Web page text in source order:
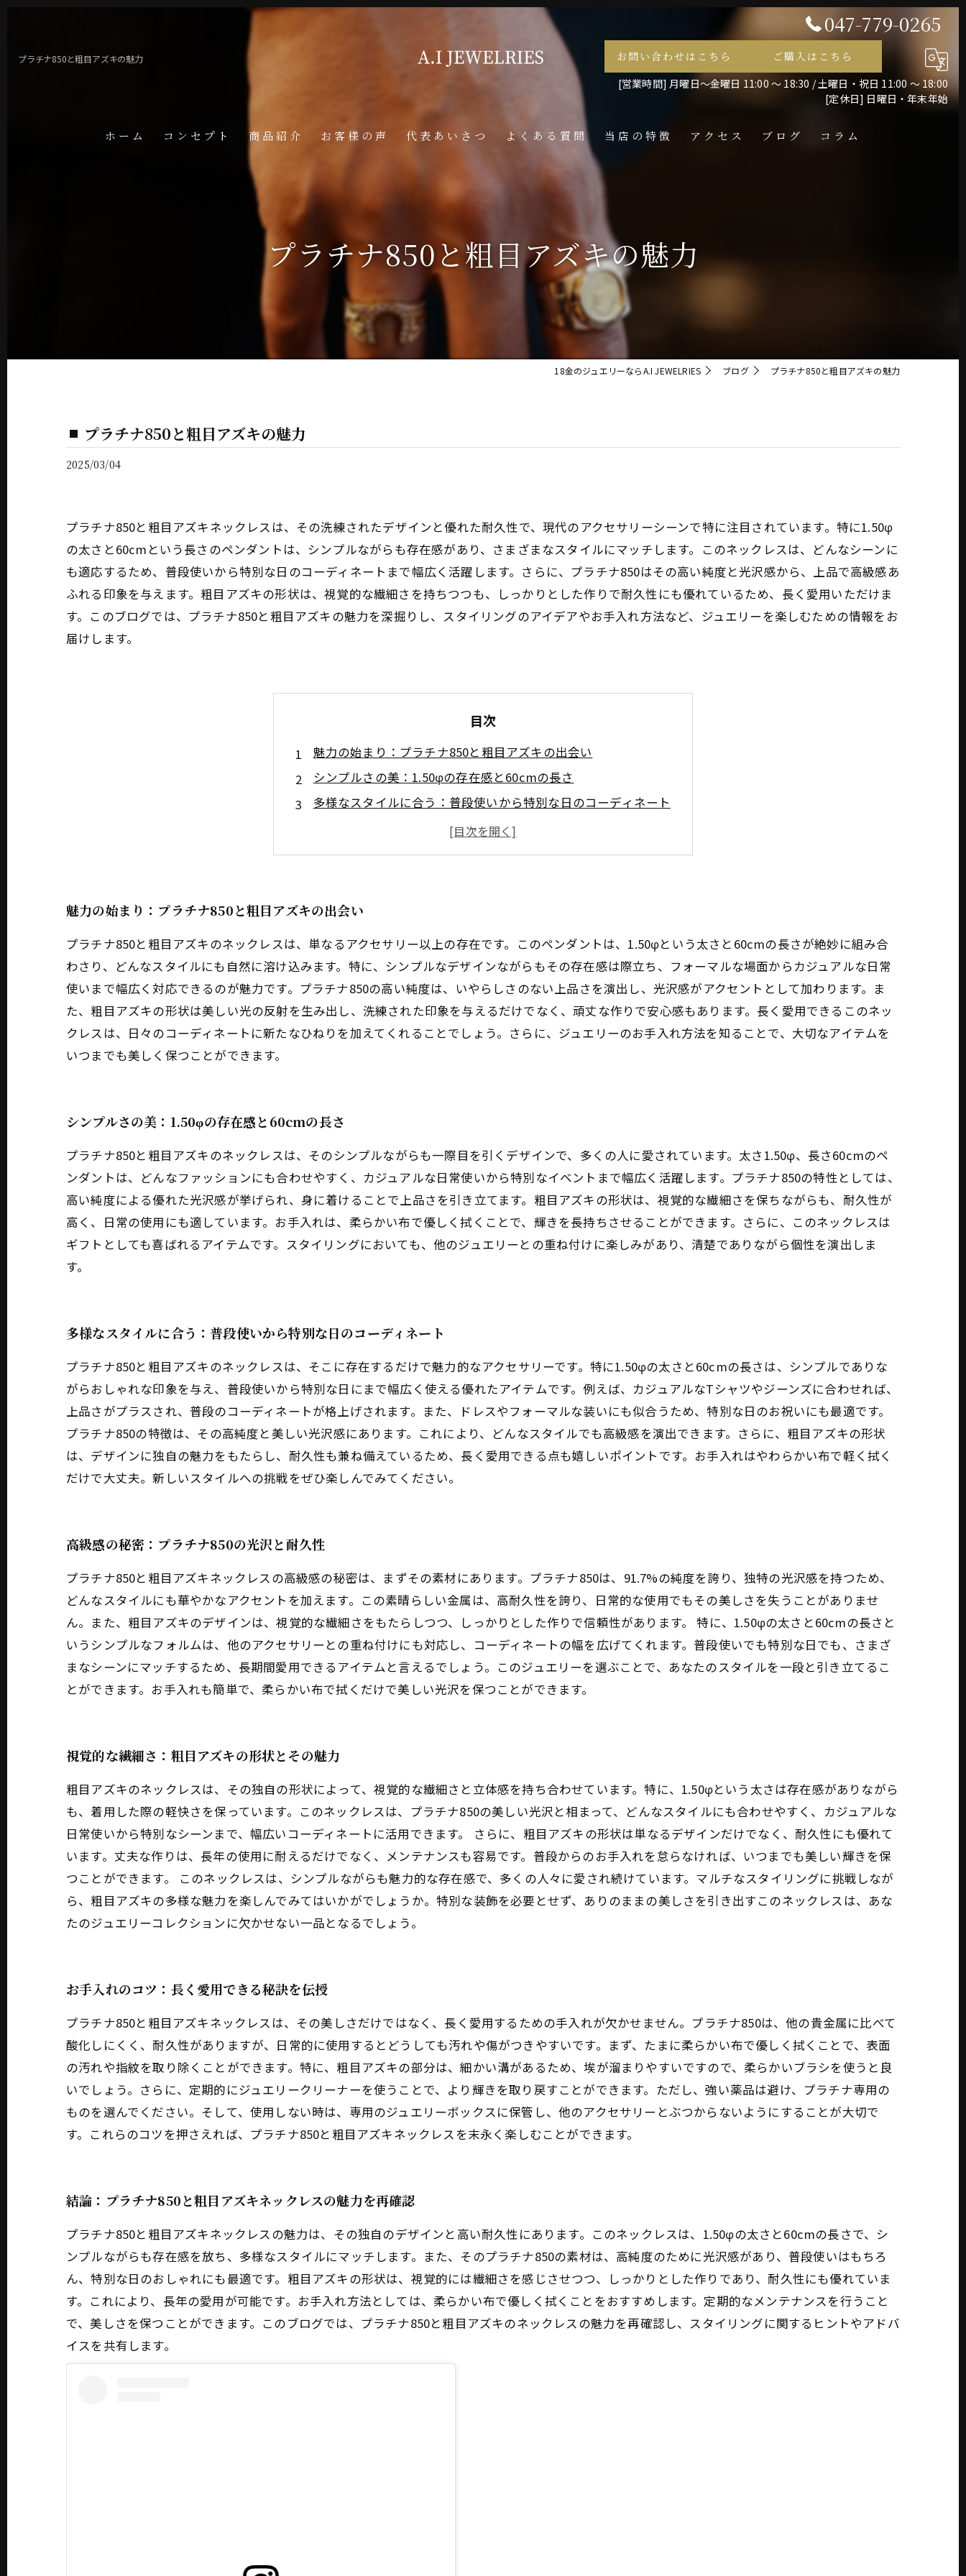
プラチナ850と粗目アズキの魅力
047-779-0265
お問い合わせはこちら
ご購入はこちら
[営業時間] 月曜日～金曜日 11:00 ～ 18:30 / 土曜日・祝日 11:00 ～ 18:00
[定休日] 日曜日・年末年始
ホーム コンセプト 商品紹介 お客様の声 代表あいさつ よくある質問 当店の特徴
メンズ
ペンダント
指輪
アクセス ブログ コラム
プラチナ850と粗目アズキの魅力
18金のジュエリーならA.I JEWELRIES ブログ プラチナ850と粗目アズキの魅力
プラチナ850と粗目アズキの魅力
2025/03/04
プラチナ850と粗目アズキネックレスは、その洗練されたデザインと優れた耐久性で、現代のアクセサリーシーンで特に注目されています。特に1.50φ
の太さと60cmという長さのペンダントは、シンプルながらも存在感があり、さまざまなスタイルにマッチします。このネックレスは、どんなシーンに
も適応するため、普段使いから特別な日のコーディネートまで幅広く活躍します。さらに、プラチナ850はその高い純度と光沢感から、上品で高級感あ
ふれる印象を与えます。粗目アズキの形状は、視覚的な繊細さを持ちつつも、しっかりとした作りで耐久性にも優れているため、長く愛用いただけま
す。このブログでは、プラチナ850と粗目アズキの魅力を深掘りし、スタイリングのアイデアやお手入れ方法など、ジュエリーを楽しむための情報をお
届けします。
目次
魅力の始まり：プラチナ850と粗目アズキの出会い
シンプルさの美：1.50φの存在感と60cmの長さ
多様なスタイルに合う：普段使いから特別な日のコーディネート
高級感の秘密：プラチナ850の光沢と耐久性
視覚的な繊細さ：粗目アズキの形状とその魅力
結論：プラチナ850と粗目アズキネックレスの魅力を再確認
魅力の始まり：プラチナ850と粗目アズキの出会い
プラチナ850と粗目アズキのネックレスは、単なるアクセサリー以上の存在です。このペンダントは、1.50φという太さと60cmの長さが絶妙に組み合
わさり、どんなスタイルにも自然に溶け込みます。特に、シンプルなデザインながらもその存在感は際立ち、フォーマルな場面からカジュアルな日常
使いまで幅広く対応できるのが魅力です。プラチナ850の高い純度は、いやらしさのない上品さを演出し、光沢感がアクセントとして加わります。ま
た、粗目アズキの形状は美しい光の反射を生み出し、洗練された印象を与えるだけでなく、頑丈な作りで安心感もあります。長く愛用できるこのネッ
クレスは、日々のコーディネートに新たなひねりを加えてくれることでしょう。さらに、ジュエリーのお手入れ方法を知ることで、大切なアイテムを
いつまでも美しく保つことができます。
シンプルさの美：1.50φの存在感と60cmの長さ
プラチナ850と粗目アズキのネックレスは、そのシンプルながらも一際目を引くデザインで、多くの人に愛されています。太さ1.50φ、長さ60cmのペ
ンダントは、どんなファッションにも合わせやすく、カジュアルな日常使いから特別なイベントまで幅広く活躍します。プラチナ850の特性としては、
高い純度による優れた光沢感が挙げられ、身に着けることで上品さを引き立てます。粗目アズキの形状は、視覚的な繊細さを保ちながらも、耐久性が
高く、日常の使用にも適しています。お手入れは、柔らかい布で優しく拭くことで、輝きを長持ちさせることができます。さらに、このネックレスは
ギフトとしても喜ばれるアイテムです。スタイリングにおいても、他のジュエリーとの重ね付けに楽しみがあり、清楚でありながら個性を演出しま
す。
多様なスタイルに合う：普段使いから特別な日のコーディネート
プラチナ850と粗目アズキのネックレスは、そこに存在するだけで魅力的なアクセサリーです。特に1.50φの太さと60cmの長さは、シンプルでありな
がらおしゃれな印象を与え、普段使いから特別な日にまで幅広く使える優れたアイテムです。例えば、カジュアルなTシャツやジーンズに合わせれば、
上品さがプラスされ、普段のコーディネートが格上げされます。また、ドレスやフォーマルな装いにも似合うため、特別な日のお祝いにも最適です。
プラチナ850の特徴は、その高純度と美しい光沢感にあります。これにより、どんなスタイルでも高級感を演出できます。さらに、粗目アズキの形状
は、デザインに独自の魅力をもたらし、耐久性も兼ね備えているため、長く愛用できる点も嬉しいポイントです。お手入れはやわらかい布で軽く拭く
だけで大丈夫。新しいスタイルへの挑戦をぜひ楽しんでみてください。
高級感の秘密：プラチナ850の光沢と耐久性
プラチナ850と粗目アズキネックレスの高級感の秘密は、まずその素材にあります。プラチナ850は、91.7%の純度を誇り、独特の光沢感を持つため、
どんなスタイルにも華やかなアクセントを加えます。この素晴らしい金属は、高耐久性を誇り、日常的な使用でもその美しさを失うことがありませ
ん。また、粗目アズキのデザインは、視覚的な繊細さをもたらしつつ、しっかりとした作りで信頼性があります。 特に、1.50φの太さと60cmの長さと
いうシンプルなフォルムは、他のアクセサリーとの重ね付けにも対応し、コーディネートの幅を広げてくれます。普段使いでも特別な日でも、さまざ
まなシーンにマッチするため、長期間愛用できるアイテムと言えるでしょう。このジュエリーを選ぶことで、あなたのスタイルを一段と引き立てるこ
とができます。お手入れも簡単で、柔らかい布で拭くだけで美しい光沢を保つことができます。
視覚的な繊細さ：粗目アズキの形状とその魅力
粗目アズキのネックレスは、その独自の形状によって、視覚的な繊細さと立体感を持ち合わせています。特に、1.50φという太さは存在感がありながら
も、着用した際の軽快さを保っています。このネックレスは、プラチナ850の美しい光沢と相まって、どんなスタイルにも合わせやすく、カジュアルな
日常使いから特別なシーンまで、幅広いコーディネートに活用できます。 さらに、粗目アズキの形状は単なるデザインだけでなく、耐久性にも優れて
います。丈夫な作りは、長年の使用に耐えるだけでなく、メンテナンスも容易です。普段からのお手入れを怠らなければ、いつまでも美しい輝きを保
つことができます。 このネックレスは、シンプルながらも魅力的な存在感で、多くの人々に愛され続けています。マルチなスタイリングに挑戦しなが
ら、粗目アズキの多様な魅力を楽しんでみてはいかがでしょうか。特別な装飾を必要とせず、ありのままの美しさを引き出すこのネックレスは、あな
たのジュエリーコレクションに欠かせない一品となるでしょう。
お手入れのコツ：長く愛用できる秘訣を伝授
プラチナ850と粗目アズキネックレスは、その美しさだけではなく、長く愛用するための手入れが欠かせません。プラチナ850は、他の貴金属に比べて
酸化しにくく、耐久性がありますが、日常的に使用するとどうしても汚れや傷がつきやすいです。まず、たまに柔らかい布で優しく拭くことで、表面
の汚れや指紋を取り除くことができます。特に、粗目アズキの部分は、細かい溝があるため、埃が溜まりやすいですので、柔らかいブラシを使うと良
いでしょう。さらに、定期的にジュエリークリーナーを使うことで、より輝きを取り戻すことができます。ただし、強い薬品は避け、プラチナ専用の
ものを選んでください。そして、使用しない時は、専用のジュエリーボックスに保管し、他のアクセサリーとぶつからないようにすることが大切で
す。これらのコツを押さえれば、プラチナ850と粗目アズキネックレスを末永く楽しむことができます。
結論：プラチナ850と粗目アズキネックレスの魅力を再確認
プラチナ850と粗目アズキネックレスの魅力は、その独自のデザインと高い耐久性にあります。このネックレスは、1.50φの太さと60cmの長さで、シ
ンプルながらも存在感を放ち、多様なスタイルにマッチします。また、そのプラチナ850の素材は、高純度のために光沢感があり、普段使いはもちろ
ん、特別な日のおしゃれにも最適です。粗目アズキの形状は、視覚的には繊細さを感じさせつつ、しっかりとした作りであり、耐久性にも優れていま
す。これにより、長年の愛用が可能です。お手入れ方法としては、柔らかい布で優しく拭くことをおすすめします。定期的なメンテナンスを行うこと
で、美しさを保つことができます。このブログでは、プラチナ850と粗目アズキのネックレスの魅力を再確認し、スタイリングに関するヒントやアドバ
イスを共有します。